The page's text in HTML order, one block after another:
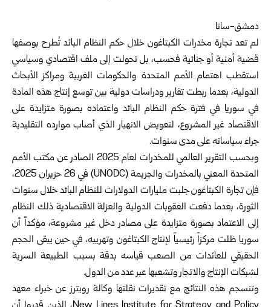
دمشق-سانا‏
لم تعد تجارة مخدرات الكبتاغونخلال حكم النظام البائد تُطرح بوصفها
قضية ‏أمنية أو جنائية فحسب، بل تحولت إلى ملف ‏اقتصادي وسياسي
استقطب اهتمام الأمم المتحدة ‏والحكومات الغربية ومراكز الأبحاث
الدولية، بعدما ‏ربطت تقارير ودراسات دولية بين توسع إنتاج هذه ‏المادة
في سوريا في فترة حكم النظام البائد واعتماده ‏بصورة متزايدة على
الاقتصاد غير المشروع، ‏لتعويض الانهيار الذي أصاب موارده التقليدية
جراء ‏سياساته على مدى سنوات‎.‎
وبحسب التقرير العالمي للمخدرات لعام 2025 ‏الصادر عن مكتب الأمم
المتحدة المعني بالمخدرات ‏والجريمة‎ (UNODC) ‎في 26 حزيران 2025،
فإن ‏تجارة الكبتاغون جلبت مليارات الدولارات للنظام ‏البائد خلال سنوات
الثورة، بعدما دفعت العقوبات ‏الدولية والعزلة الاقتصادية ذلك النظام
إلى الاعتماد ‏بصورة متزايدة على مصادر دخل غير مشروعة، ‏مؤكداً أن
سوريا ظلت مركزاً رئيسياً لإنتاج ‏الكبتاغون وتهريبه، في حين يبقى الحجم
الحقيقي ‏للعائدات من الصعب قياسه بدقة بسبب الطبيعة ‏السرية
لشبكات الإنتاج والاتجار وتشعبها عبر عدد ‏من الدول‎.‎